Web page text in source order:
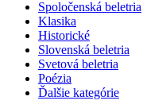
Spoločenská beletria
Klasika
Historické
Slovenská beletria
Svetová beletria
Poézia
Ďalšie kategórie